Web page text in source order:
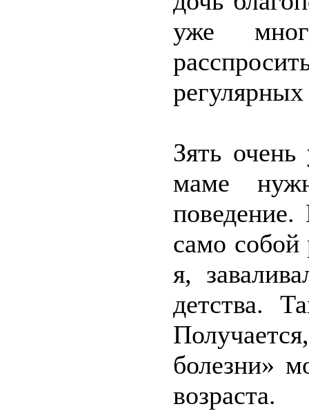
уже
Зять
маме
само собой
я,
детства.
болезни»
возраста.